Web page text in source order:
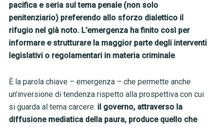
pacifica e seria sul tema penale (non solo
penitenziario) preferendo allo sforzo dialettico il
rifugio nel già noto. L’emergenza ha finito così per
informare e strutturare la maggior parte degli interventi
legislativi o regolamentari in materia criminale.
È la parola chiave – emergenza – che permette anche
un’inversione di tendenza rispetto alla prospettiva con cui
si guarda al tema carcere: il governo, attraverso la
diffusione mediatica della paura, produce quello che